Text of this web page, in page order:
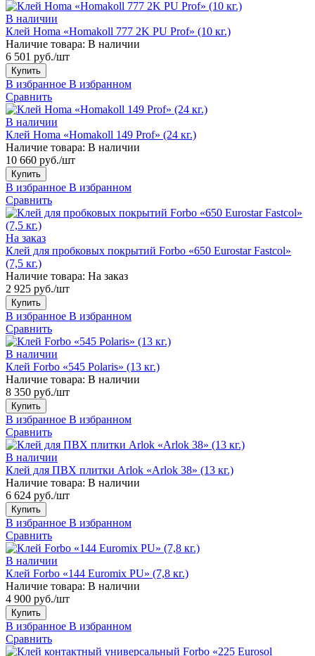
В наличии
Клей Homa «Homakoll 777 2K PU Prof» (10 кг.)
Наличие товара: В наличии
6 501 руб./шт
Купить
В избранное В избранном
Сравнить
В наличии
Клей Homa «Homakoll 149 Prof» (24 кг.)
Наличие товара: В наличии
10 660 руб./шт
Купить
В избранное В избранном
Сравнить
На заказ
Клей для пробковых покрытий Forbo «650 Eurostar Fastcol»
(7,5 кг.)
Наличие товара: На заказ
2 925 руб./шт
Купить
В избранное В избранном
Сравнить
В наличии
Клей Forbo «545 Polaris» (13 кг.)
Наличие товара: В наличии
8 350 руб./шт
Купить
В избранное В избранном
Сравнить
В наличии
Клей для ПВХ плитки Arlok «Arlok 38» (13 кг.)
Наличие товара: В наличии
6 624 руб./шт
Купить
В избранное В избранном
Сравнить
В наличии
Клей Forbo «144 Euromix PU» (7,8 кг.)
Наличие товара: В наличии
4 900 руб./шт
Купить
В избранное В избранном
Сравнить